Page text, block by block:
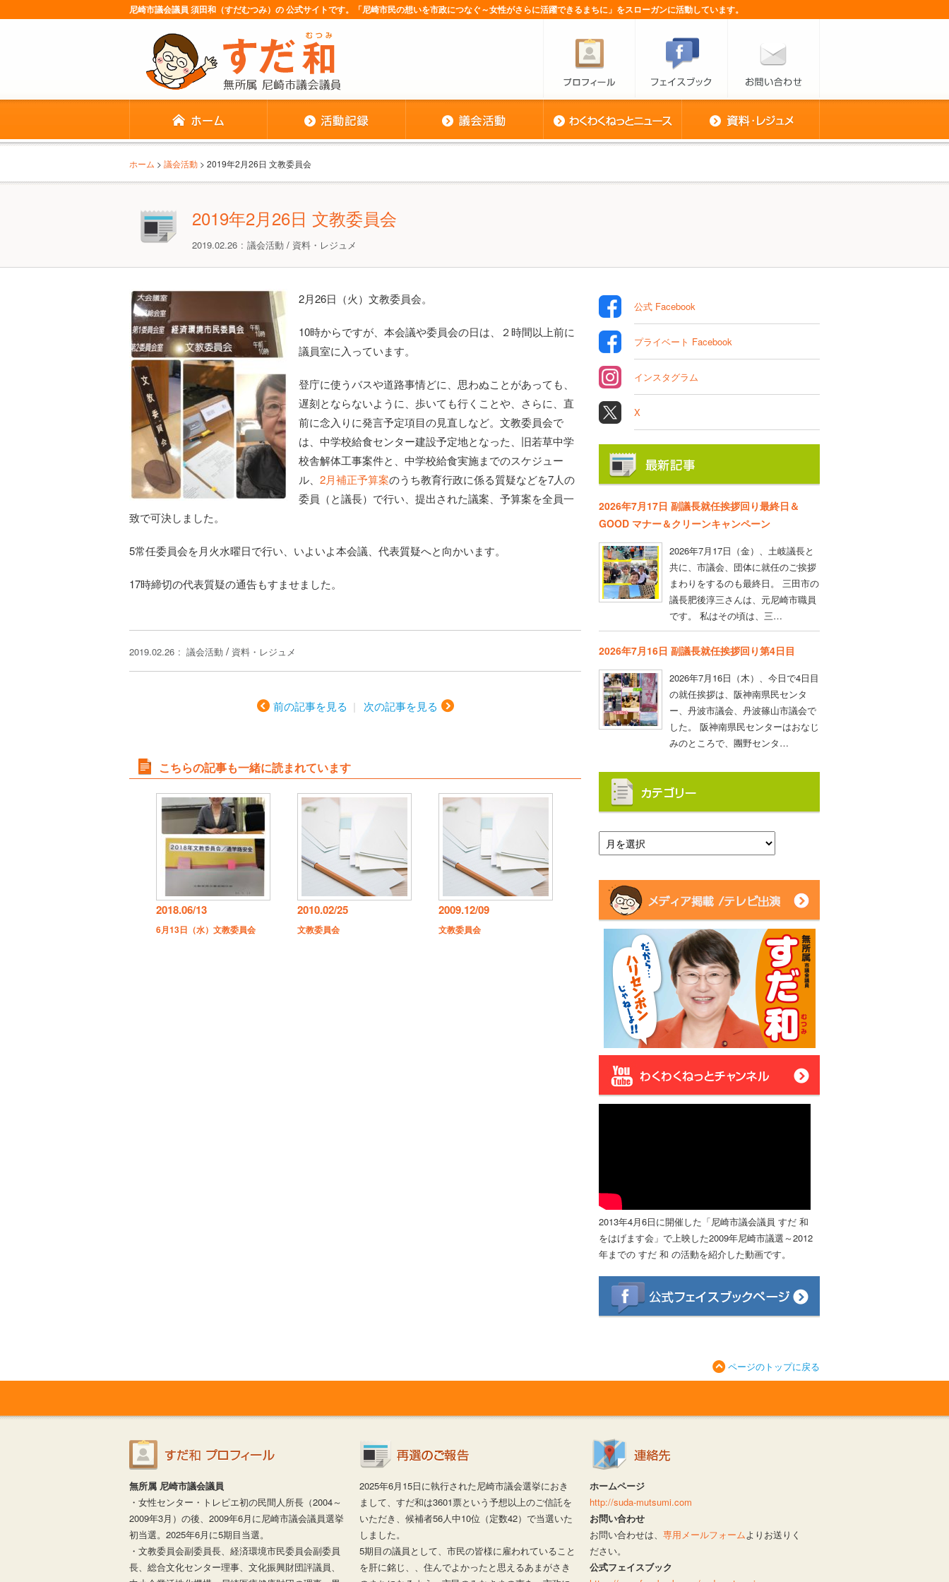
尼崎市議会議員 須田和（すだむつみ）の 公式サイトです。「尼崎市民の想いを市政につなぐ～女性がさらに活躍できるまちに」をスローガンに活動しています。
ホーム > 議会活動 > 2019年2月26日 文教委員会
2019年2月26日 文教委員会
2019.02.26 議会活動 / 資料・レジュメ
2月26日（火）文教委員会。
10時からですが、本会議や委員会の日は、２時間以上前に
議員室に入っています。
登庁に使うバスや道路事情どに、思わぬことがあっても、
遅刻とならないように、歩いても行くことや、さらに、直
前に念入りに発言予定項目の見直しなど。文教委員会で
は、中学校給食センター建設予定地となった、旧若草中学
校舎解体工事案件と、中学校給食実施までのスケジュー
ル、 2月補正予算案のうち教育行政に係る質疑などを7人の
委員（と議長）で行い、提出された議案、予算案を全員一
致で可決しました。
5常任委員会を月火水曜日で行い、いよいよ本会議、代表質疑へと向かいます。
17時締切の代表質疑の通告もすませました。
2019.02.26 議会活動 / 資料・レジュメ
前の記事を見る 次の記事を見る
こちらの記事も一緒に読まれています
2018.06/13
6月13日（水）文教委員会
2010.02/25
文教委員会
2009.12/09
文教委員会
公式 Facebook
プライベート Facebook
インスタグラム
X
2026年7月17日 副議長就任挨拶回り最終日＆
GOOD マナー＆クリーンキャンペーン
2026年7月17日（金）、土岐議長と
共に、市議会、団体に就任のご挨拶
まわりをするのも最終日。 三田市の
議長肥後淳三さんは、元尼崎市職員
です。 私はその頃は、三…
2026年7月16日 副議長就任挨拶回り第4日目
2026年7月16日（木）、今日で4日目
の就任挨拶は、阪神南県民センタ
ー、丹波市議会、丹波篠山市議会で
した。 阪神南県民センターはおなじ
みのところで、團野センタ…
2013年4月6日に開催した「尼崎市議会議員 すだ 和
をはげます会」で上映した2009年尼崎市議選～2012
年までの すだ 和 の活動を紹介した動画です。
ページのトップに戻る
無所属 尼崎市議会議員
・女性センター・トレピエ初の民間人所長（2004～
2009年3月）の後、2009年6月に尼崎市議会議員選挙
初当選。2025年6月に5期目当選。
・文教委員会副委員長、経済環境市民委員会副委員
長、総合文化センター理事、文化振興財団評議員、
2025年6月15日に執行された尼崎市議会選挙におき
まして、すだ和は3601票という予想以上のご信託を
いただき、候補者56人中10位（定数42）で当選いた
しました。
5期目の議員として、市民の皆様に雇われていること
を肝に銘じ、、住んでよかったと思えるあまがさき
ホームページ
http://suda-mutsumi.com
お問い合わせ
お問い合わせは、 専用メールフォームよりお送りく
ださい。
公式フェイスブック